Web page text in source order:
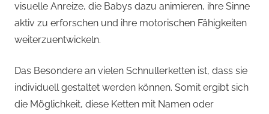
visuelle Anreize, die Babys dazu animieren, ihre Sinne
aktiv zu erforschen und ihre motorischen Fähigkeiten
weiterzuentwickeln.
Das Besondere an vielen Schnullerketten ist, dass sie
individuell gestaltet werden können. Somit ergibt sich
die Möglichkeit, diese Ketten mit Namen oder